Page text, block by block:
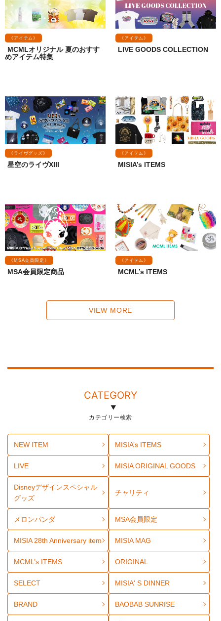
《アイテム》
MCMLオリジナル 夏のおすす
めアイテム特集
《アイテム》
LIVE GOODS COLLECTION
《ライヴグッズ》
星空のライヴXIII
《アイテム》
MISIA’s ITEMS
《MSA会員限定》
MSA会員限定商品
《アイテム》
MCML’s ITEMS
VIEW MORE
CATEGORY
カテゴリー検索
NEW ITEM MISIA’s ITEMS
LIVE MISIA ORIGINAL GOODS
Disneyデザインスペシャル
グッズ
チャリティ
メロンパンダ MSA会員限定
MISIA 28th Anniversary item MISIA MAG
MCML’s ITEMS ORIGINAL
SELECT MISIA' S DINNER
BRAND BAOBAB SUNRISE